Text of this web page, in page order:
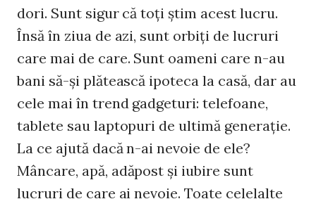
dori. Sunt sigur că toţi ştim acest lucru.
Însă în ziua de azi, sunt orbiţi de lucruri
care mai de care. Sunt oameni care n-au
bani să-şi plătească ipoteca la casă, dar au
cele mai în trend gadgeturi: telefoane,
tablete sau laptopuri de ultimă generaţie.
La ce ajută dacă n-ai nevoie de ele?
Mâncare, apă, adăpost şi iubire sunt
lucruri de care ai nevoie. Toate celelalte